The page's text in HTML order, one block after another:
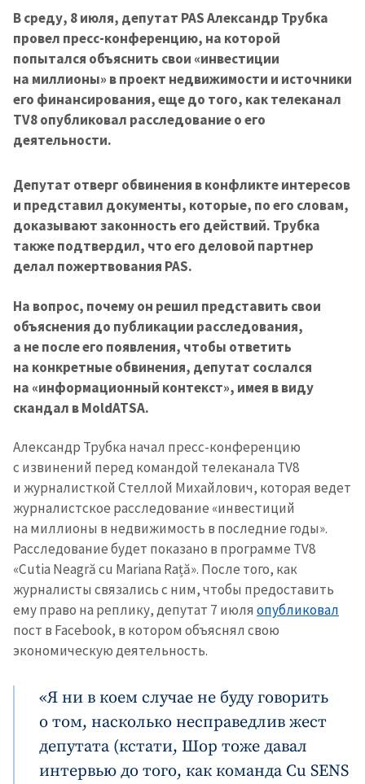
В среду, 8 июля, депутат PAS Александр Трубка
провел пресс-конференцию, на которой
попытался объяснить свои «инвестиции
на миллионы» в проект недвижимости и источники
его финансирования, еще до того, как телеканал
TV8 опубликовал расследование о его
деятельности.
Депутат отверг обвинения в конфликте интересов
и представил документы, которые, по его словам,
доказывают законность его действий. Трубка
также подтвердил, что его деловой партнер
делал пожертвования PAS.
На вопрос, почему он решил представить свои
объяснения до публикации расследования,
а не после его появления, чтобы ответить
на конкретные обвинения, депутат сослался
на «информационный контекст», имея в виду
скандал вMoldATSA.
Александр Трубка начал пресс-конференцию
с извинений перед командой телеканала TV8
и журналисткой Стеллой Михайлович, которая ведет
журналистское расследование «инвестиций
на миллионы в недвижимость в последние годы».
Расследование будет показано в программе TV8
«Cutia Neagră cu Mariana Rață». После того, как
журналисты связались с ним, чтобы предоставить
ему право на реплику, депутат 7 июля опубликовал
пост в Facebook, в котором объяснял свою
экономическую деятельность.
«Я ни в коем случае не буду говорить
о том, насколько несправедлив жест
депутата (кстати, Шор тоже давал
интервью до того, как команда Cu SENS